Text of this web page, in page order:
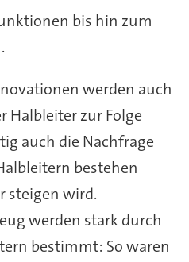
bis hin zum
werden auch
Halbleiter zur Folge
auch die Nachfrage
bestehen
steigen wird.
werden stark durch
bestimmt: So waren